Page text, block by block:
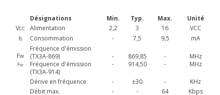
Désignations Min. Typ. Max.
Unité
VCC Alimentation 2,2 3 16
VCC
IS Consommation - 7,5 9,5 mA
FW
FW
Fréquence d'émission
(TX3A-869)
Fréquence d'émission
(TX3A-914)
-
-
869,85
914,50
-
-
MHz
MHz
Dérive en fréquence - ±30 -
KHz
Débit max.
- - 64 Kbps